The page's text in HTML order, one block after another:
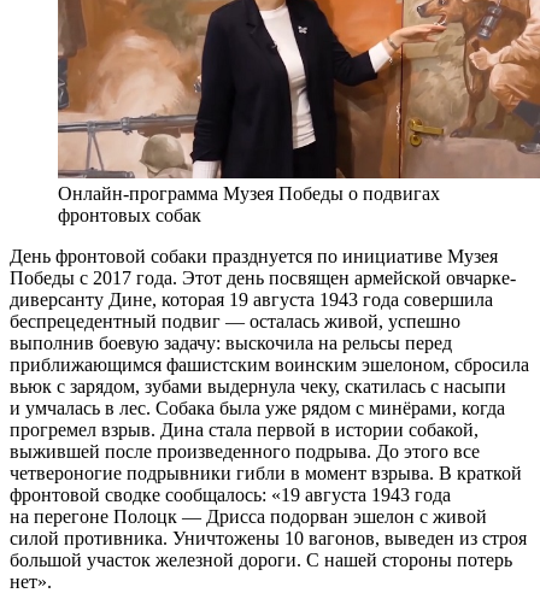
Онлайн-программа Музея Победы о подвигах
фронтовых собак
День фронтовой собаки празднуется по инициативе Музея
Победы с 2017 года. Этот день посвящен армейской овчарке-
диверсанту Дине, которая 19 августа 1943 года совершила
беспрецедентный подвиг — осталась живой, успешно
выполнив боевую задачу: выскочила на рельсы перед
приближающимся фашистским воинским эшелоном, сбросила
вьюк с зарядом, зубами выдернула чеку, скатилась с насыпи
и умчалась в лес. Собака была уже рядом с минёрами, когда
прогремел взрыв. Дина стала первой в истории собакой,
выжившей после произведенного подрыва. До этого все
четвероногие подрывники гибли в момент взрыва. В краткой
фронтовой сводке сообщалось: «19 августа 1943 года
на перегоне Полоцк — Дрисса подорван эшелон с живой
силой противника. Уничтожены 10 вагонов, выведен из строя
большой участок железной дороги. С нашей стороны потерь
нет».